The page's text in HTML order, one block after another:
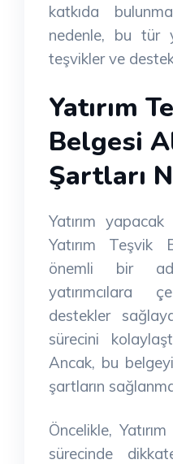
katkıda
nedenle, bu tür
teşvikler ve
Yatırım
Belgesi
Şartları
Yatırım
Yatırım Teşvik
önemli bir
yatırımcılara
destekler
sürecini
Ancak, bu
şartların
Öncelikle,
sürecinde